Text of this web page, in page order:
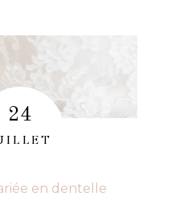
CHOISIR
LA
24
en dentelle